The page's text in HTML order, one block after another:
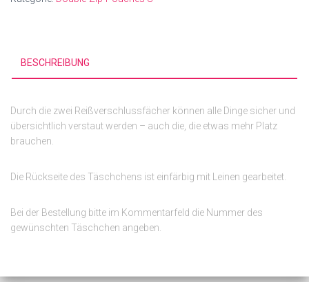
BESCHREIBUNG
Durch die zwei Reißverschlussfächer können alle Dinge sicher und
übersichtlich verstaut werden – auch die, die etwas mehr Platz
brauchen.
Die Rückseite des Täschchens ist einfärbig mit Leinen gearbeitet.
Bei der Bestellung bitte im Kommentarfeld die Nummer des
gewünschten Täschchen angeben.